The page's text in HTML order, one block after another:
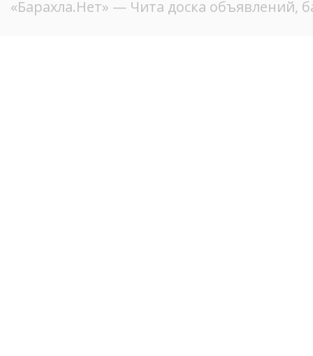
«Барахла.Нет» — Чита доска объявлений,